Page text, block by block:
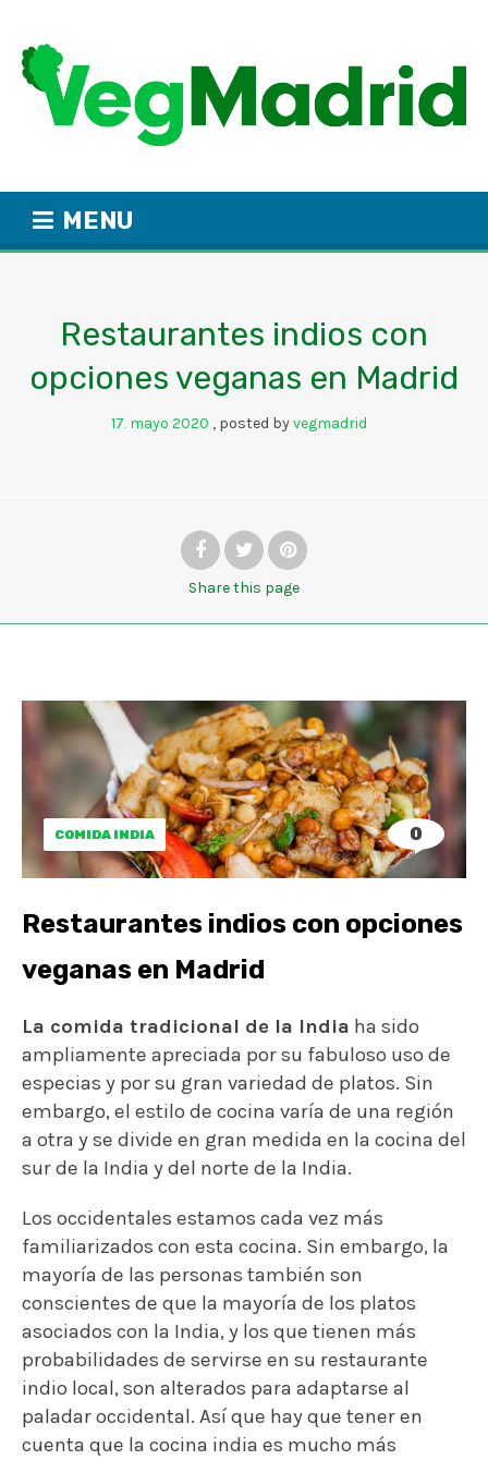
MENU
Restaurantes indios con
opciones veganas en Madrid
17. mayo 2020 posted byvegmadrid
Sharethis page
COMIDA INDIA 0
Restaurantes indios con opciones
veganas en Madrid
La comida tradicional de la India ha sido
ampliamente apreciada por su fabuloso uso de
especias y por su gran variedad de platos. Sin
embargo, el estilo de cocina varía de una región
a otra y se divide en gran medida en la cocina del
sur de la India y del norte de la India.
Los occidentales estamos cada vez más
familiarizados con esta cocina. Sin embargo, la
mayoría de las personas también son
conscientes de que la mayoría de los platos
asociados con la India, y los que tienen más
probabilidades de servirse en su restaurante
indio local, son alterados para adaptarse al
paladar occidental. Así que hay que tener en
cuenta que la cocina india es mucho más